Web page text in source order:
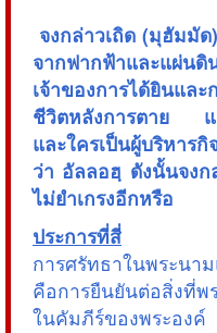
 จงกล่าวเถิด (มุฮัมมั
จากฟากฟ้าและแผ่
เจ้าของการได้ยินแล
ชีวิตหลังการตาย แ
และใครเป็นผู้บริหาร
ว่า อัลลอฮฺ ดังนั้นจง
ไม่ยำเกรงอีกห
ประการที่สี่
การศรัทธาในพระน
คือการยืนยันต่อสิ่งที่พ
ในคัมภีร์ของพระอง